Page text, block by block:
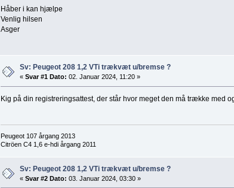
Håber i kan hjælpe
Venlig hilsen
Asger
Sv: Peugeot 208 1,2 VTi trækvæt u/bremse ?
«Svar #1 Dato: 02. Januar 2024, 11:20 »
Kig på din registreringsattest, der står hvor meget den må trække med
Peugeot 107 årgang 2013
Citröen C4 1,6 e-hdi årgang 2011
Sv: Peugeot 208 1,2 VTi trækvæt u/bremse ?
«Svar #2 Dato: 03. Januar 2024, 03:30 »